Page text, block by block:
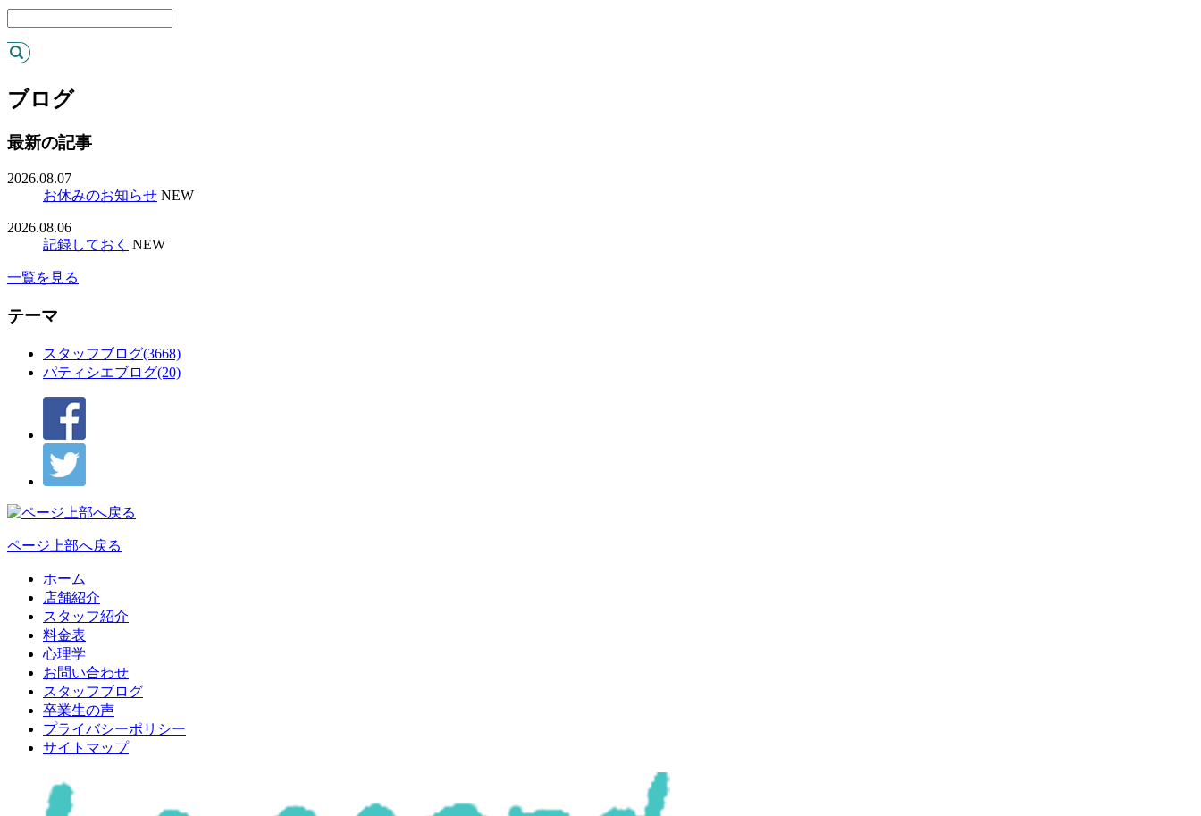
ブログ
最新の記事
2026.08.07
お休みのお知らせ NEW
2026.08.06
記録しておく NEW
一覧を見る
テーマ
スタッフブログ(3668)
パティシエブログ(20)
ページ上部へ戻る
ホーム
店舗紹介
スタッフ紹介
料金表
心理学
お問い合わせ
スタッフブログ
卒業生の声
プライバシーポリシー
サイトマップ